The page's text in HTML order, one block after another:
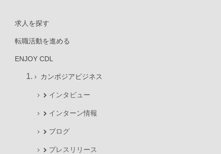
求人を探す
転職活動を進める
ENJOY CDL
カンボジアビジネス
インタビュー
インターン情報
ブログ
プレスリリース